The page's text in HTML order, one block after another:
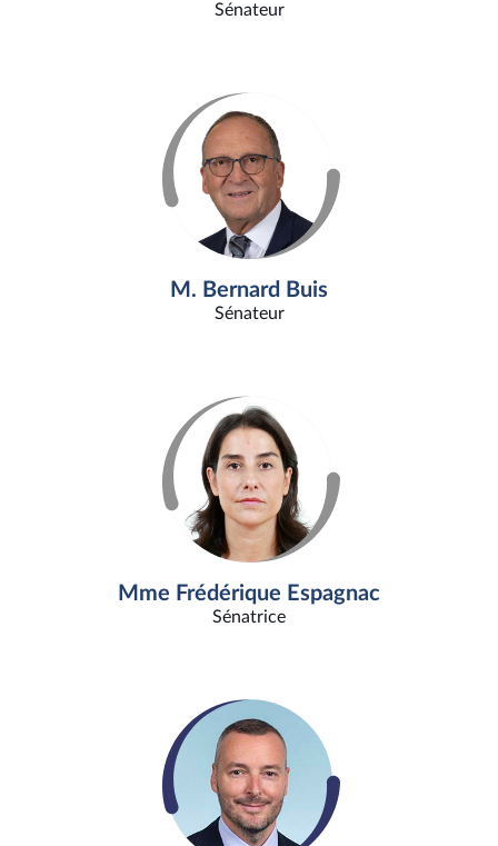
Sénateur
M. Bernard Buis
Sénateur
Mme Frédérique Espagnac
Sénatrice